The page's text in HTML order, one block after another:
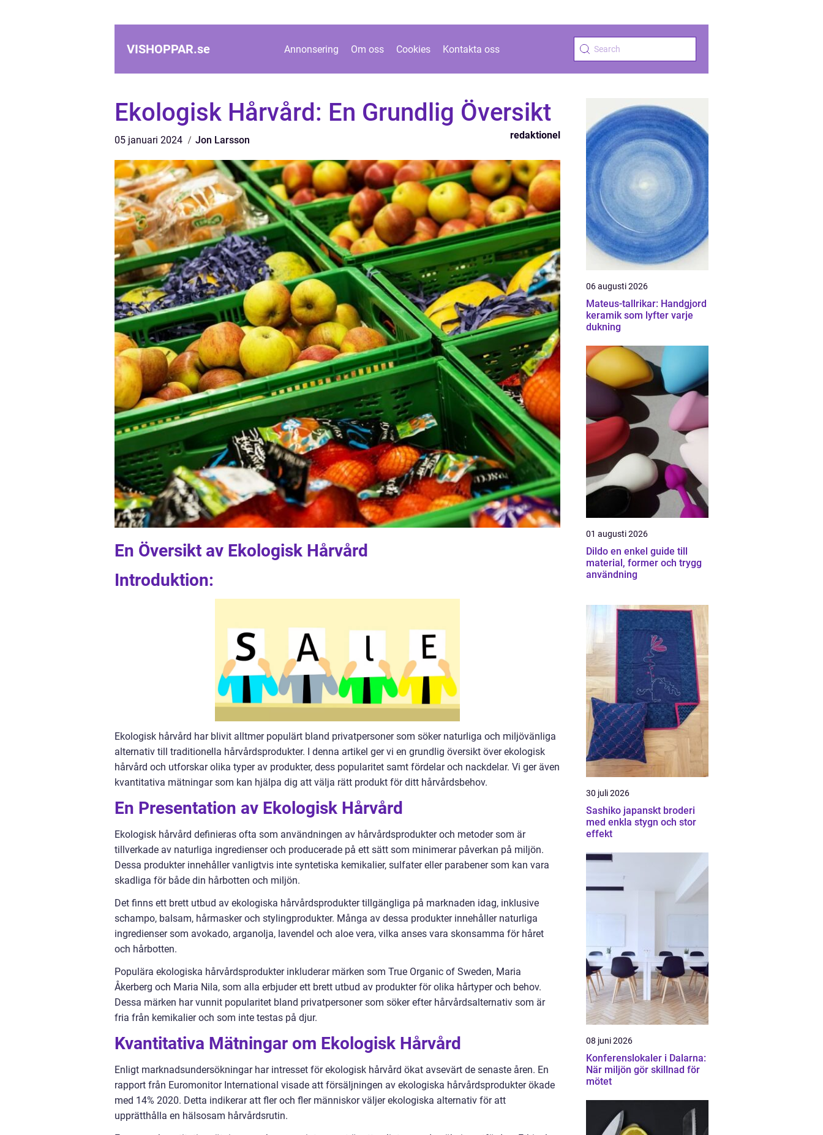
VISHOPPAR.se Annonsering Om oss Cookies Kontakta oss
Ekologisk Hårvård: En Grundlig Översikt
05 januari 2024 Jon Larsson redaktionel
En Översikt av Ekologisk Hårvård
Introduktion:
Ekologisk hårvård har blivit alltmer populärt bland privatpersoner som söker naturliga och miljövänliga
alternativ till traditionella hårvårdsprodukter. I denna artikel ger vi en grundlig översikt över ekologisk
hårvård och utforskar olika typer av produkter, dess popularitet samt fördelar och nackdelar. Vi ger även
kvantitativa mätningar som kan hjälpa dig att välja rätt produkt för ditt hårvårdsbehov.
En Presentation av Ekologisk Hårvård
Ekologisk hårvård definieras ofta som användningen av hårvårdsprodukter och metoder som är
tillverkade av naturliga ingredienser och producerade på ett sätt som minimerar påverkan på miljön.
Dessa produkter innehåller vanligtvis inte syntetiska kemikalier, sulfater eller parabener som kan vara
skadliga för både din hårbotten och miljön.
Det finns ett brett utbud av ekologiska hårvårdsprodukter tillgängliga på marknaden idag, inklusive
schampo, balsam, hårmasker och stylingprodukter. Många av dessa produkter innehåller naturliga
ingredienser som avokado, arganolja, lavendel och aloe vera, vilka anses vara skonsamma för håret
och hårbotten.
Populära ekologiska hårvårdsprodukter inkluderar märken som True Organic of Sweden, Maria
Åkerberg och Maria Nila, som alla erbjuder ett brett utbud av produkter för olika hårtyper och behov.
Dessa märken har vunnit popularitet bland privatpersoner som söker efter hårvårdsalternativ som är
fria från kemikalier och som inte testas på djur.
Kvantitativa Mätningar om Ekologisk Hårvård
Enligt marknadsundersökningar har intresset för ekologisk hårvård ökat avsevärt de senaste åren. En
rapport från Euromonitor International visade att försäljningen av ekologiska hårvårdsprodukter ökade
med 14% 2020. Detta indikerar att fler och fler människor väljer ekologiska alternativ för att
upprätthålla en hälsosam hårvårdsrutin.
06 augusti 2026
Mateus-tallrikar: Handgjord
keramik som lyfter varje
dukning
01 augusti 2026
Dildo en enkel guide till
material, former och trygg
användning
30 juli 2026
Sashiko japanskt broderi
med enkla stygn och stor
effekt
08 juni 2026
Konferenslokaler i Dalarna:
När miljön gör skillnad för
mötet